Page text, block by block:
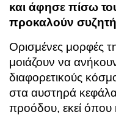
και άφησε πίσω
προκαλούν
Ορισμένες μορφές
μοιάζουν να
διαφορετικούς
στα αυστηρά
προόδου, εκεί όπου